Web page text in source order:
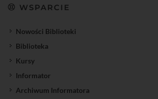
WSPARCIE
Nowości Biblioteki
Biblioteka
Kursy
Informator
Archiwum Informatora